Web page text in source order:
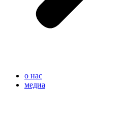
o нас
медиа